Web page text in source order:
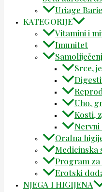
Uriage
KATEGORIJE
Vitamini i
Imunitet
Srce,
Uho,
Kosti,
Nervni
Oralna
Medicinska
Program za
Erotski
NJEGA I HIGIJENA